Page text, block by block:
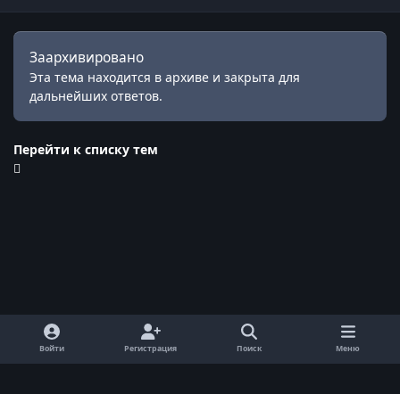
Заархивировано
Эта тема находится в архиве и закрыта для
дальнейших ответов.
Перейти к списку тем
Войти Регистрация Поиск Меню